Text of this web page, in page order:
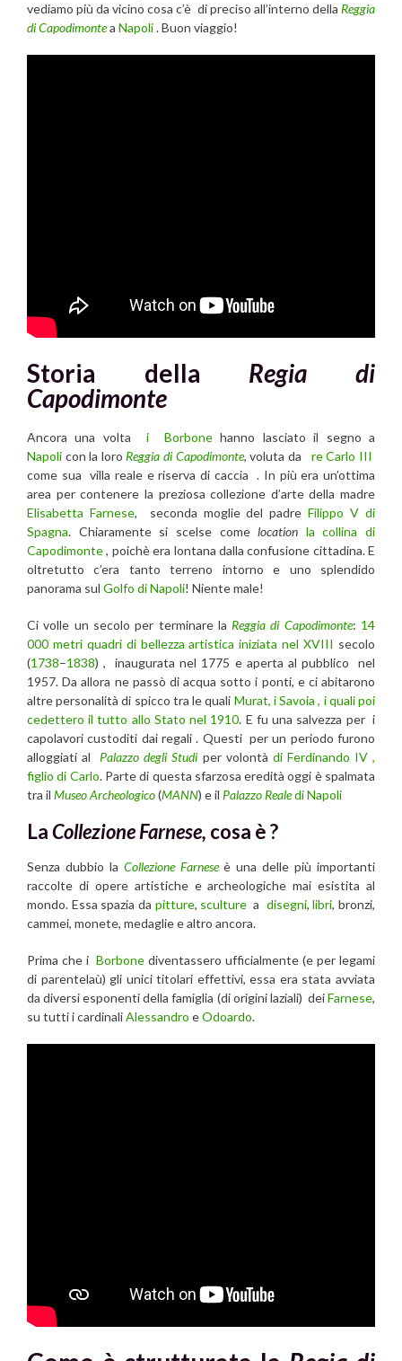
vediamo più da vicino cosa c’è di preciso all’interno della Reggia
di Capodimontea Napoli. Buon viaggio!
Storia della Regia di
Capodimonte
Ancora una volta i Borbonehanno lasciato il segno a
Napoli con la loro Reggia di Capodimonte, voluta da
re Carlo III
come sua villa reale e riserva di caccia . In più era un’ottima
area per contenere la preziosa collezione d’arte della madre
Elisabetta Farnese, seconda moglie del padreFilippo V di
Spagna. Chiaramente si scelse comelocation la collina di
Capodimonte, poichè era lontana dalla confusione cittadina. E
oltretutto c’era tanto terreno intorno e uno splendido
panorama sul Golfo di Napoli! Niente male!
Ci volle un secolo per terminare la Reggia di Capodimonte: 14
000 metri quadri di bellezza artistica iniziata nel XVIII secolo
(1738–1838) , inaugurata nel 1775 e aperta al pubblico nel
1957. Da allora ne passò di acqua sotto i ponti, e ci abitarono
altre personalità di spicco tra le quali Murat, i Savoia , i quali poi
cedettero il tutto allo Stato nel 1910. E fu una salvezza per i
capolavori custoditi dai regali . Questi per un periodo furono
alloggiati al Palazzo degli Studi per volontà di Ferdinando IV ,
figlio di Carlo. Parte di questa sfarzosa eredità oggi è spalmata
tra il Museo Archeologico(MANN) e il Palazzo Realedi Napoli
LaCollezione Farnese, cosa è ?
Senza dubbio la Collezione Farneseè una delle più importanti
raccolte di opere artistiche e archeologiche mai esistita al
mondo. Essa spazia da pitture, sculture a disegni,libri, bronzi,
cammei, monete, medaglie e altro ancora.
Prima che i Borbone diventassero ufficialmente (e per legami
di parentelaù) gli unici titolari effettivi, essa era stata avviata
da diversi esponenti della famiglia (di origini laziali) deiFarnese,
su tutti i cardinaliAlessandro eOdoardo.